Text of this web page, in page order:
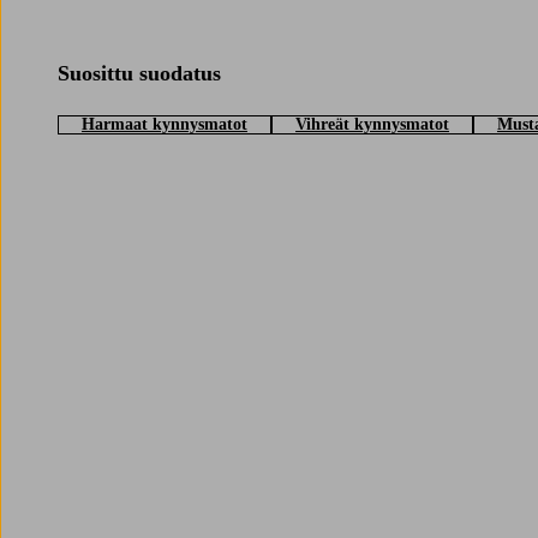
Suosittu suodatus
Harmaat kynnysmatot Vihreät kynnysmatot